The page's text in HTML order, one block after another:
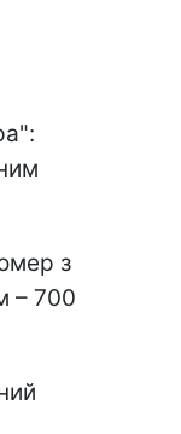
з
– 700